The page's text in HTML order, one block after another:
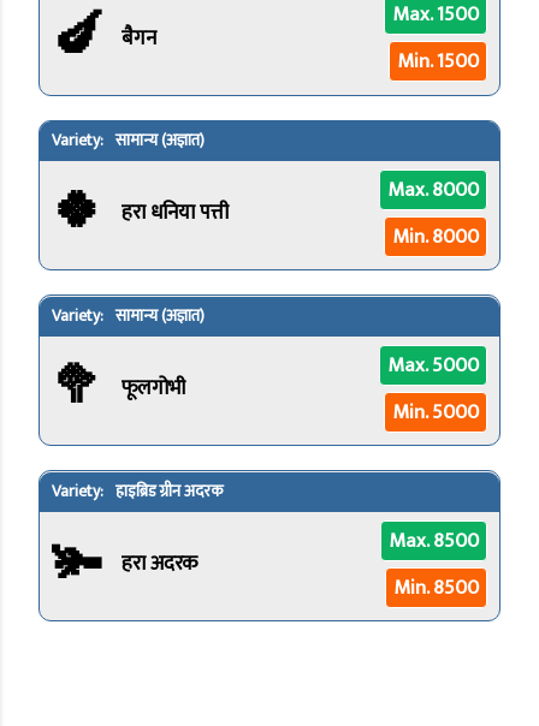
🍆 बैगन
Max. 1500
Min. 1500
सामान्य (अज्ञात)
🍀 हरा धनिया पत्ती
Max. 8000
Min. 8000
सामान्य (अज्ञात)
🥦 फूलगोभी
Max. 5000
Min. 5000
हाइब्रिड ग्रीन अदरक
🫚 हरा अदरक
Max. 8500
Min. 8500